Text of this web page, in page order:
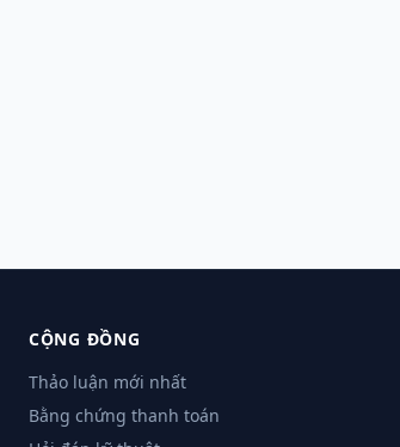
CỘNG ĐỒNG
Thảo luận mới nhất
Bằng chứng thanh toán